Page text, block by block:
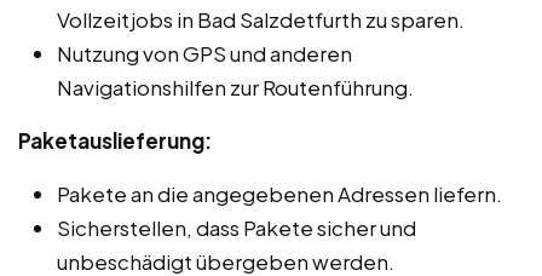
Vollzeitjobs in Bad Salzdetfurth zu sparen.
Nutzung von GPS und anderen
Navigationshilfen zur Routenführung.
Paketauslieferung:
Pakete an die angegebenen Adressen liefern.
Sicherstellen, dass Pakete sicher und
unbeschädigt übergeben werden.